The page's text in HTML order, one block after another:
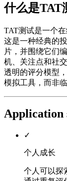
什么是TAT
TAT测试是一个
这是一种经典的
片，并围绕它们
机、关注点和社
透明的评分模型
模拟工具，而非
Application
✓
个人成长
个人可以探